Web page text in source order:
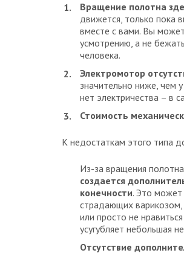
Вращение полотна
движется, только пока
вместе с вами. Вы
усмотрению, а не
человека.
Электромотор
значительно ниже, чем
нет электричества – в
Стоимость
К недостаткам этого типа
Из-за вращения
создается
конечности. Это может
страдающих варикозом,
или просто не
усугубляет небольшая
Отсутствие